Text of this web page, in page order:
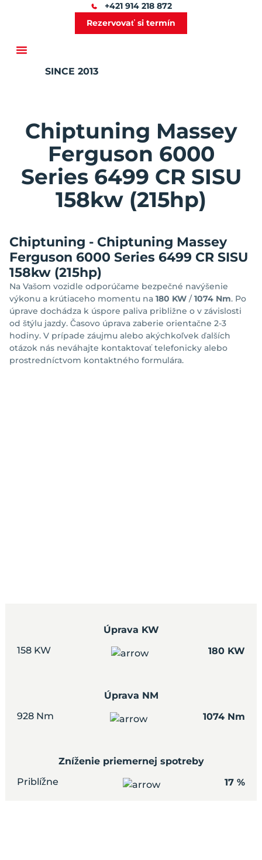
+421 914 218 872
Rezervovať si termín
SINCE 2013
Chiptuning Massey
Ferguson 6000
Series 6499 CR SISU
158kw (215hp)
Chiptuning - Chiptuning Massey
Ferguson 6000 Series 6499 CR SISU
158kw (215hp)
Na Vašom vozidle odporúčame bezpečné navýšenie
výkonu a krútiaceho momentu na 180 KW /1074 Nm. Po
úprave dochádza k úspore paliva približne o v závislosti
od štýlu jazdy. Časovo úprava zaberie orientačne 2-3
hodiny. V prípade záujmu alebo akýchkoľvek ďalších
otázok nás neváhajte kontaktovať telefonicky alebo
prostredníctvom kontaktného formulára.
Úprava KW
158 KW
180 KW
Úprava NM
928 Nm
1074 Nm
Zníženie priemernej spotreby
Priblížne
17 %